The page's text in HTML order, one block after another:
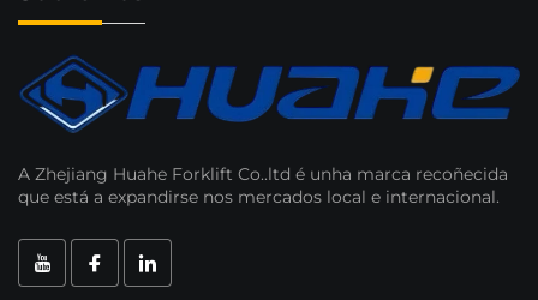
A Zhejiang Huahe Forklift Co..ltd é unha marca recoñecida
que está a expandirse nos mercados local e internacional.